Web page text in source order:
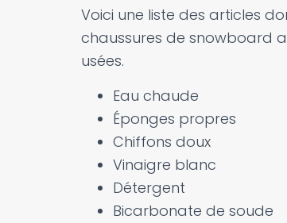
Voici une liste des articles
chaussures de snowboard
usées.
Eau chaude
Éponges propres
Chiffons doux
Vinaigre blanc
Détergent
Bicarbonate de soude